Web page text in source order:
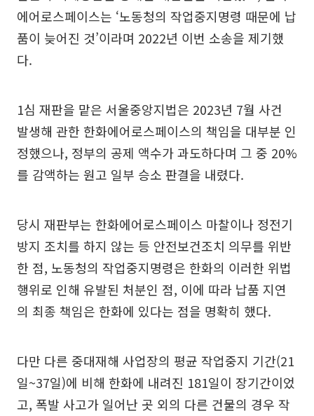
에어로스페이스는 ‘노동청의 작업중지명령 때문에 납
품이 늦어진 것’이라며 2022년 이번 소송을 제기했
다.
1심 재판을 맡은 서울중앙지법은 2023년 7월 사건
발생해 관한 한화에어로스페이스의 책임을 대부분 인
정했으나, 정부의 공제 액수가 과도하다며 그 중 20%
를 감액하는 원고 일부 승소 판결을 내렸다.
당시 재판부는 한화에어로스페이스 마찰이나 정전기
방지 조치를 하지 않는 등 안전보건조치 의무를 위반
한 점, 노동청의 작업중지명령은 한화의 이러한 위법
행위로 인해 유발된 처분인 점, 이에 따라 납품 지연
의 최종 책임은 한화에 있다는 점을 명확히 했다.
다만 다른 중대재해 사업장의 평균 작업중지 기간(21
일~37일)에 비해 한화에 내려진 181일이 장기간이었
고, 폭발 사고가 일어난 곳 외의 다른 건물의 경우 작